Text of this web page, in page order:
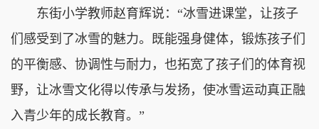
东街小学教师赵育辉说：“冰雪进课堂，让孩子
们感受到了冰雪的魅力。既能强身健体，锻炼孩子们
的平衡感、协调性与耐力，也拓宽了孩子们的体育视
野，让冰雪文化得以传承与发扬，使冰雪运动真正融
入青少年的成长教育。”